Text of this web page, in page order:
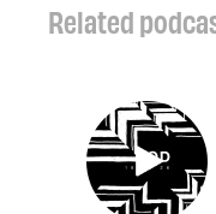
Related